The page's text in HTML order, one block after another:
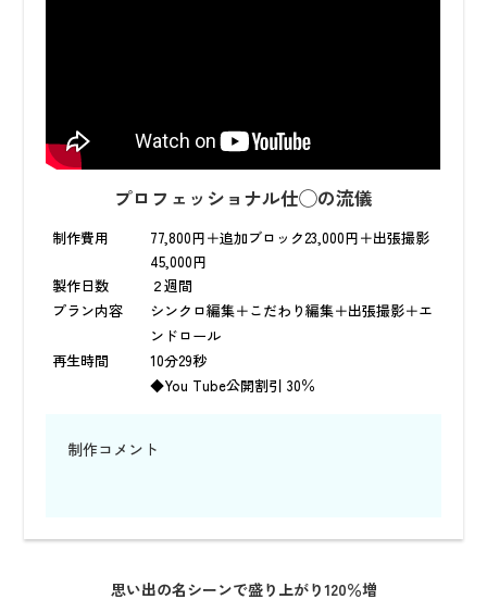
プロフェッショナル仕◯の流儀
制作費用
77,800円＋追加ブロック23,000円＋出張撮影
45,000円
製作日数
２週間
プラン内容
再生時間
シンクロ編集＋こだわり編集＋出張撮影＋エ
ンドロール
10分29秒
◆You Tube公開割引 30％
制作コメント
思い出の名シーンで盛り上がり120％増